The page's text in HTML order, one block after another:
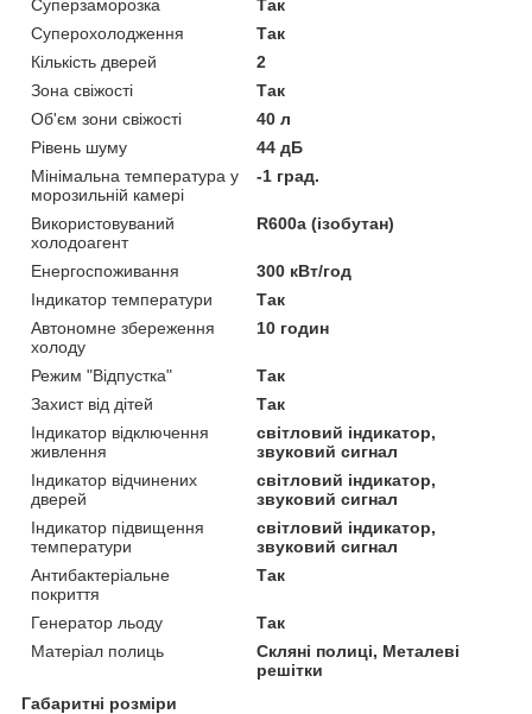
Суперзаморозка
Так
Суперохолодження
Так
Кількість дверей
2
Зона свіжості
Так
Об'єм зони свіжості
40 л
Рівень шуму
44 дБ
Мінімальна температура у
морозильній камері
-1 град.
Використовуваний
холодоагент
R600a (ізобутан)
Енергоспоживання
300 кВт/год
Індикатор температури
Так
Автономне збереження
холоду
10 годин
Режим "Відпустка"
Так
Захист від дітей
Так
Індикатор відключення
живлення
світловий індикатор,
звуковий сигнал
Індикатор відчинених
дверей
світловий індикатор,
звуковий сигнал
Індикатор підвищення
температури
світловий індикатор,
звуковий сигнал
Антибактеріальне
покриття
Так
Генератор льоду
Так
Матеріал полиць
Скляні полиці, Металеві
решітки
Габаритні розміри